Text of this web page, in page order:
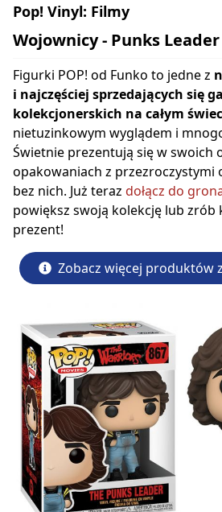
Pop! Vinyl: Filmy
Wojownicy - Punks Leader
Figurki POP! od Funko to jedne z
i najczęściej sprzedających się
kolekcjonerskich na całym
nietuzinkowym wyglądem i
Świetnie prezentują się w swoich
opakowaniach z przezroczystymi
bez nich. Już teraz dołącz do
powiększ swoją kolekcję lub
prezent!
Zobacz więcej produktów